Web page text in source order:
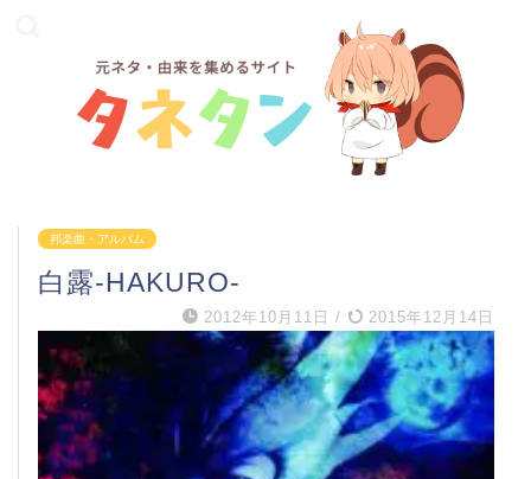
邦楽曲・アルバム
白露-HAKURO-
2012年10月11日 / 2015年12月14日